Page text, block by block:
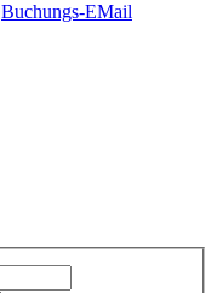
Buchungs-EMail